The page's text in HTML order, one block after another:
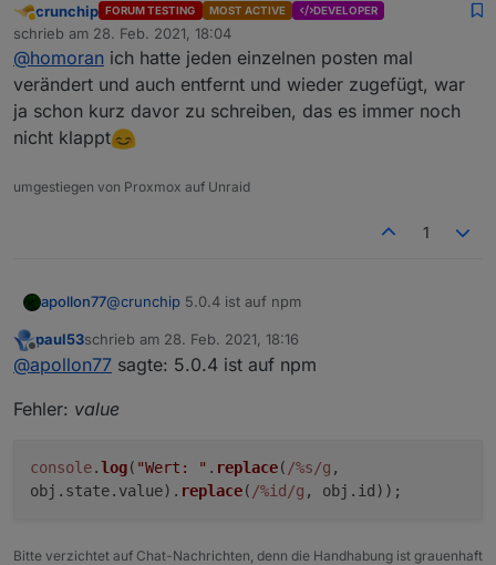
@apollon77funktioniert nun, musste jedoch das
script löschen und neu anlegen
wahrscheinlich hätte eine kleine Änderung (und
nach speichern rückgängig) gereicht
Abwesend
crunchip FORUM TESTING MOST ACTIVE DEVELOPER
schrieb am 28. Feb. 2021, 18:04
zuletzt editiert von
@homoran ich hatte jeden einzelnen posten mal
verändert und auch entfernt und wieder zugefügt, war
ja schon kurz davor zu schreiben, das es immer noch
nicht klappt
umgestiegen von Proxmox auf Unraid
1
apollon77@crunchip 5.0.4 ist auf npm
Offline
paul53schrieb am 28. Feb. 2021, 18:16
zuletzt editiert von
@apollon77 sagte: 5.0.4 ist auf npm
Fehler: value
console.log( "Wert: " . replace( /%s/g ,
obj. state. value). replace( /%id/g , obj. id ));
Bitte verzichtet auf Chat-Nachrichten, denn die Handhabung ist grauenhaft